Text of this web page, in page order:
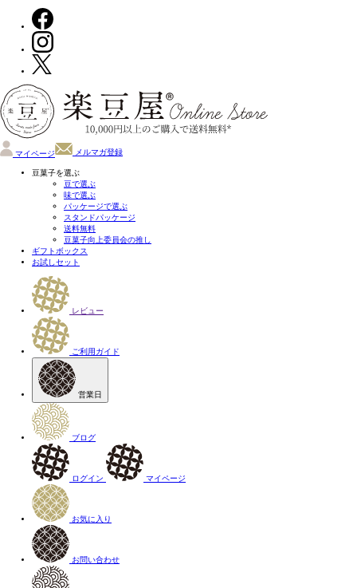
マイページ メルマガ登録
豆菓子を選ぶ
豆で選ぶ
味で選ぶ
パッケージで選ぶ
スタンドパッケージ
送料無料
豆菓子向上委員会の推し
ギフトボックス
お試しセット
レビュー
ご利用ガイド
営業日
ブログ
ログイン マイページ
お気に入り
お問い合わせ